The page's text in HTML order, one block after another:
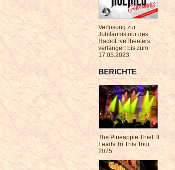
Verlosung zur
Jubiläumstour des
RadioLiveTheaters
verlängert bis zum
17.05.2023
BERICHTE
The Pineapple Thief: It
Leads To This Tour
2025